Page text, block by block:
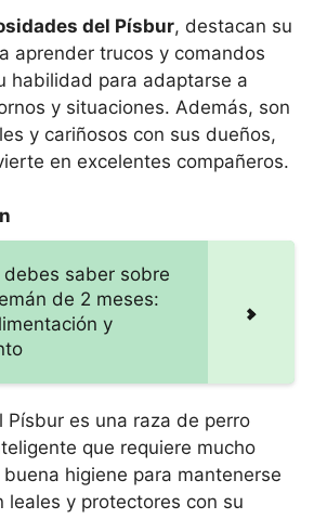
del Písbur, destacan su
aprender trucos y comandos
habilidad para adaptarse a
y situaciones. Además, son
y cariñosos con sus dueños,
en excelentes compañeros.
saber sobre
de 2 meses:
y
Písbur es una raza de perro
que requiere mucho
higiene para mantenerse
leales y protectores con su